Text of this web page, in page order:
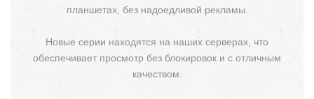
планшетах, без надоедливой рекламы.
Новые серии находятся на наших серверах, что
обеспечивает просмотр без блокировок и с отличным
качеством.